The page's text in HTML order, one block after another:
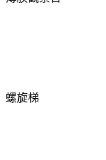
螺旋梯